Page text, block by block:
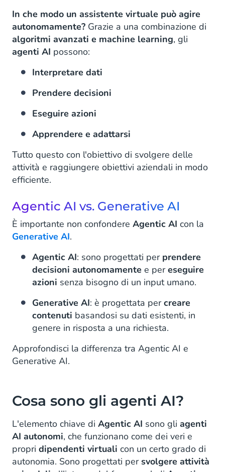
In che modo un assistente virtuale può agire
autonomamente? Grazie a una combinazione di
algoritmi avanzati e machine learning, gli
agenti AI possono:
Interpretare dati
Prendere decisioni
Eseguire azioni
Apprendere e adattarsi
Tutto questo con l'obiettivo di svolgere delle
attività e raggiungere obiettivi aziendali in modo
efficiente.
Agentic AI vs. Generative AI
È importante non confondere Agentic AI con la
Generative AI.
Agentic AI: sono progettati per prendere
decisioni autonomamente e pereseguire
azioni senza bisogno di un input umano.
Generative AI: è progettata percreare
contenuti basandosi su dati esistenti, in
genere in risposta a una richiesta.
Approfondisci la differenza tra Agentic AI e
Generative AI.
Cosa sono gli agenti AI?
L'elemento chiave di Agentic AI sono gli agenti
AI autonomi, che funzionano come dei veri e
propri dipendenti virtuali con un certo grado di
autonomia. Sono progettati persvolgere attività